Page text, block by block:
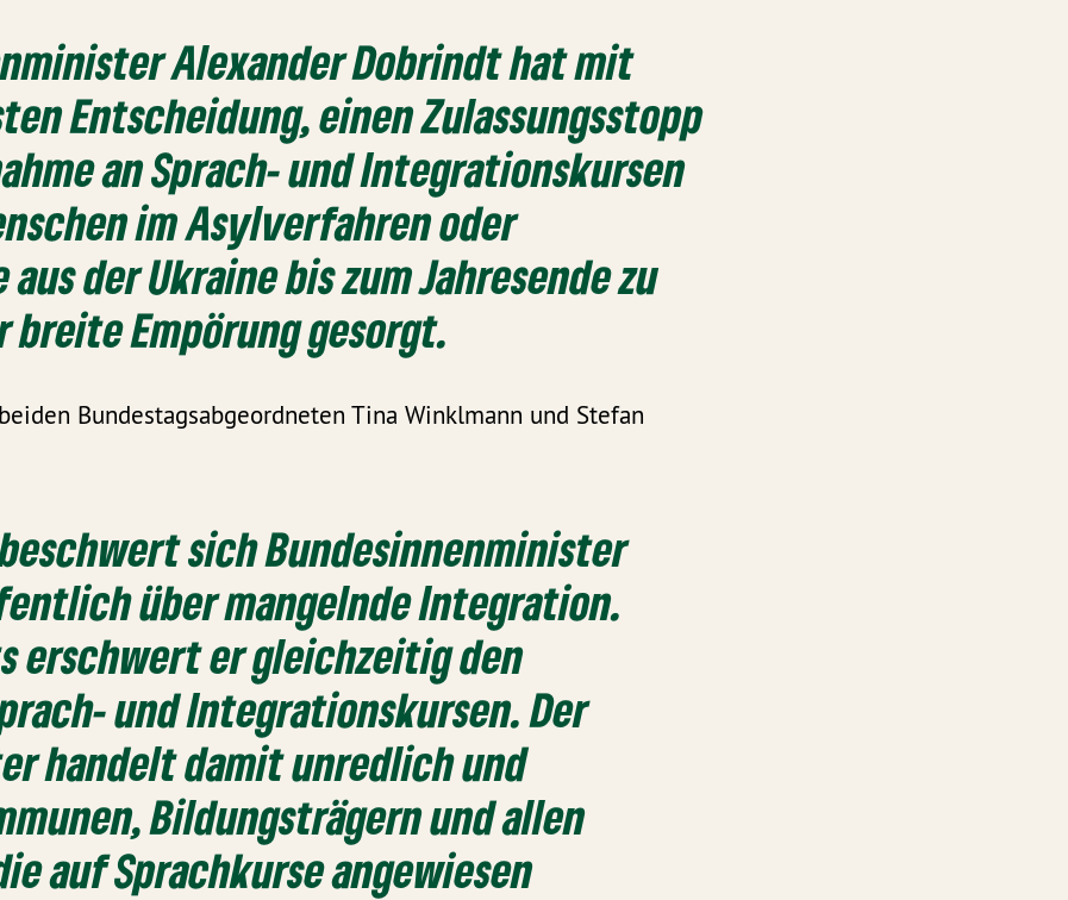
Alexander Dobrindt hat mit
Entscheidung, einen Zulassungsstopp
an Sprach- und Integrationskursen
im Asylverfahren oder
der Ukraine bis zum Jahresende zu
breite Empörung gesorgt.
Bundestagsabgeordneten Tina Winklmann und Stefan
sich Bundesinnenminister
über mangelnde Integration.
erschwert er gleichzeitig den
und Integrationskursen. Der
handelt damit unredlich und
Bildungsträgern und allen
auf Sprachkurse angewiesen